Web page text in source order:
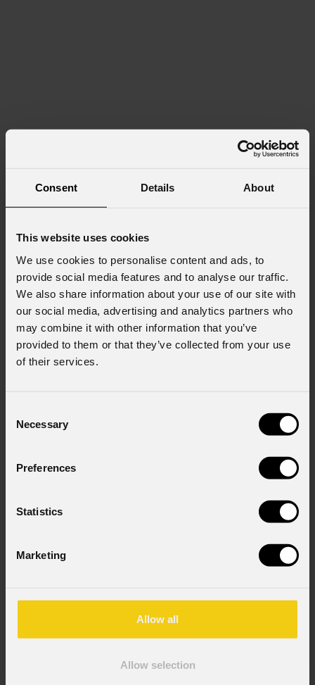
Consent Details About
This website uses cookies
We use cookies to personalise content and ads, to
provide social media features and to analyse our traffic.
We also share information about your use of our site with
our social media, advertising and analytics partners who
may combine it with other information that you’ve
provided to them or that they’ve collected from your use
of their services.
Selection
Necessary
Preferences
Statistics
Marketing
Allow all
Allow selection
IP rating